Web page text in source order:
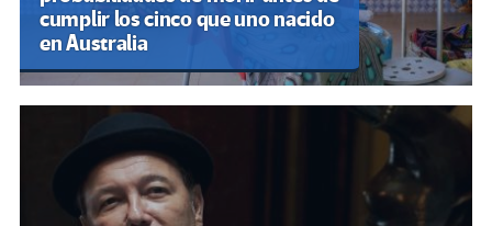
cumplir los cinco que uno nacido
en Australia